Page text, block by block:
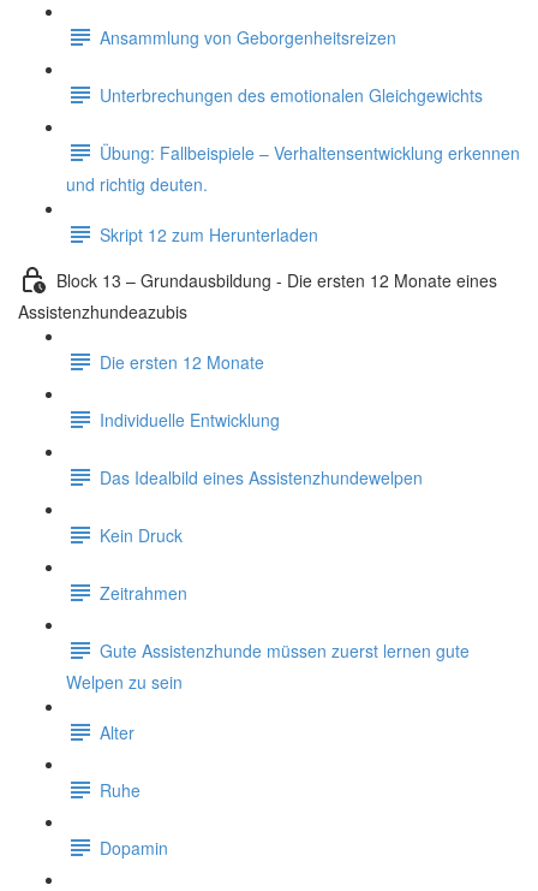
Ansammlung von Geborgenheitsreizen
Unterbrechungen des emotionalen Gleichgewichts
Übung: Fallbeispiele – Verhaltensentwicklung erkennen
und richtig deuten.
Skript 12 zum Herunterladen
Block 13 – Grundausbildung - Die ersten 12 Monate eines
Assistenzhundeazubis
Die ersten 12 Monate
Individuelle Entwicklung
Das Idealbild eines Assistenzhundewelpen
Kein Druck
Zeitrahmen
Gute Assistenzhunde müssen zuerst lernen gute
Welpen zu sein
Alter
Ruhe
Dopamin